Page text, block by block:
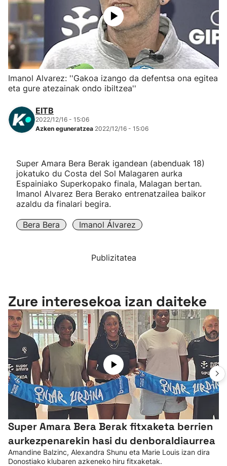
Herri-kirolak
Eskubaloia
Kirolak 360
Mendi-lasterketak
"Helmuga"
Imanol Alvarez: ''Gakoa izango da defentsa ona egitea
eta gure atezainak ondo ibiltzea''
EITB
2022/12/16 - 15:06
Azken eguneratzea 2022/12/16 - 15:06
Super Amara Bera Berak igandean (abenduak 18)
jokatuko du Costa del Sol Malagaren aurka
Espainiako Superkopako finala, Malagan bertan.
Imanol Alvarez Bera Berako entrenatzailea baikor
azaldu da finalari begira.
Bera Bera Imanol Álvarez
Publizitatea
Zure interesekoa izan daiteke
Super Amara Bera Berak fitxaketa berrien
aurkezpenarekin hasi du denboraldiaurrea
Amandine Balzinc, Alexandra Shunu eta Marie Louis izan dira
Donostiako klubaren azkeneko hiru fitxaketak.